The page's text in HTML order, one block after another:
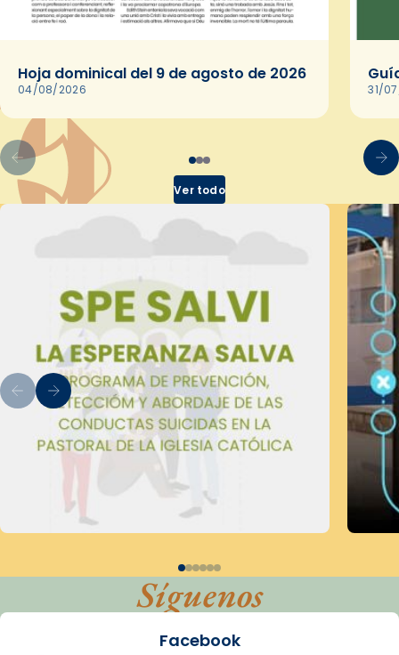
Hoja dominical del 9 de agosto de 2026
04/08/2026 31/
Ver todo
Síguenos
Facebook